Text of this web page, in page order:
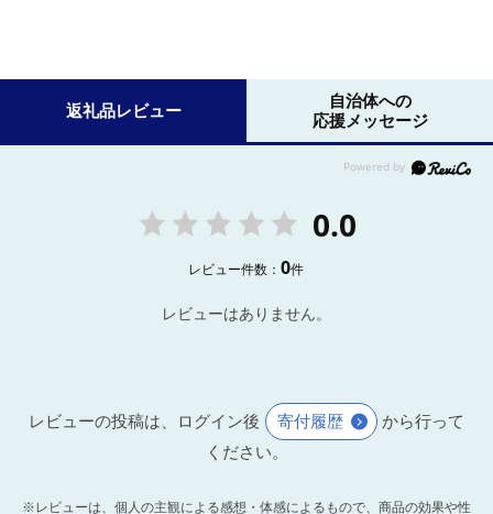
返礼品レビュー
自治体への
応援メッセージ
0.0
レビュー件数：0件
レビューはありません。
レビューの投稿は、ログイン後 寄付履歴
から行って
ください。
※レビューは、個人の主観による感想・体感によるもので、商品の効果や性